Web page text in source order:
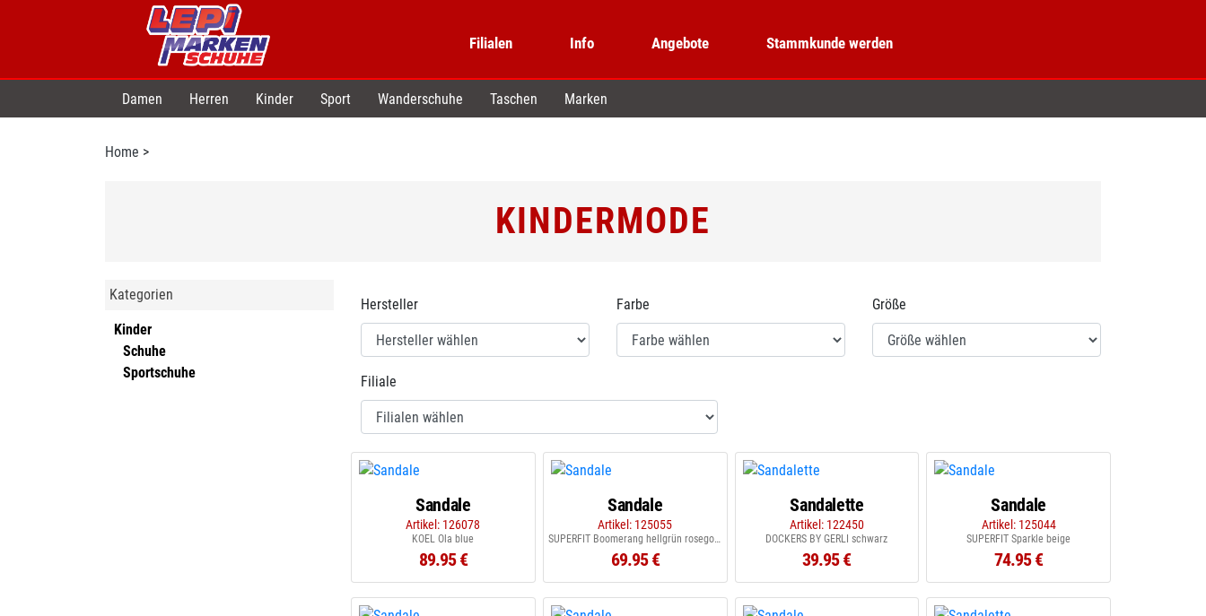
Filialen Info Angebote Stammkunde werden
Damen Herren Kinder Sport Wanderschuhe Taschen Marken
Home >
KINDERMODE
Kategorien
Kinder
Schuhe
Sportschuhe
Hersteller Farbe Größe
Filiale
Sandale
Artikel: 126078
KOEL Ola blue
89.95 €
Sandale
Artikel: 125055
SUPERFIT Boomerang hellgrün rosegold
69.95 €
Sandalette
Artikel: 122450
DOCKERS BY GERLI schwarz
39.95 €
Sandale
Artikel: 125044
SUPERFIT Sparkle beige
74.95 €